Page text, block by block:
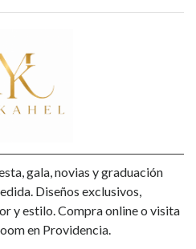
gala, novias y graduación
Diseños exclusivos,
y estilo. Compra online o visita
en Providencia.